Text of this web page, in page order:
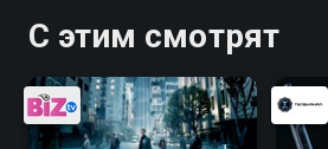
С этим смотрят